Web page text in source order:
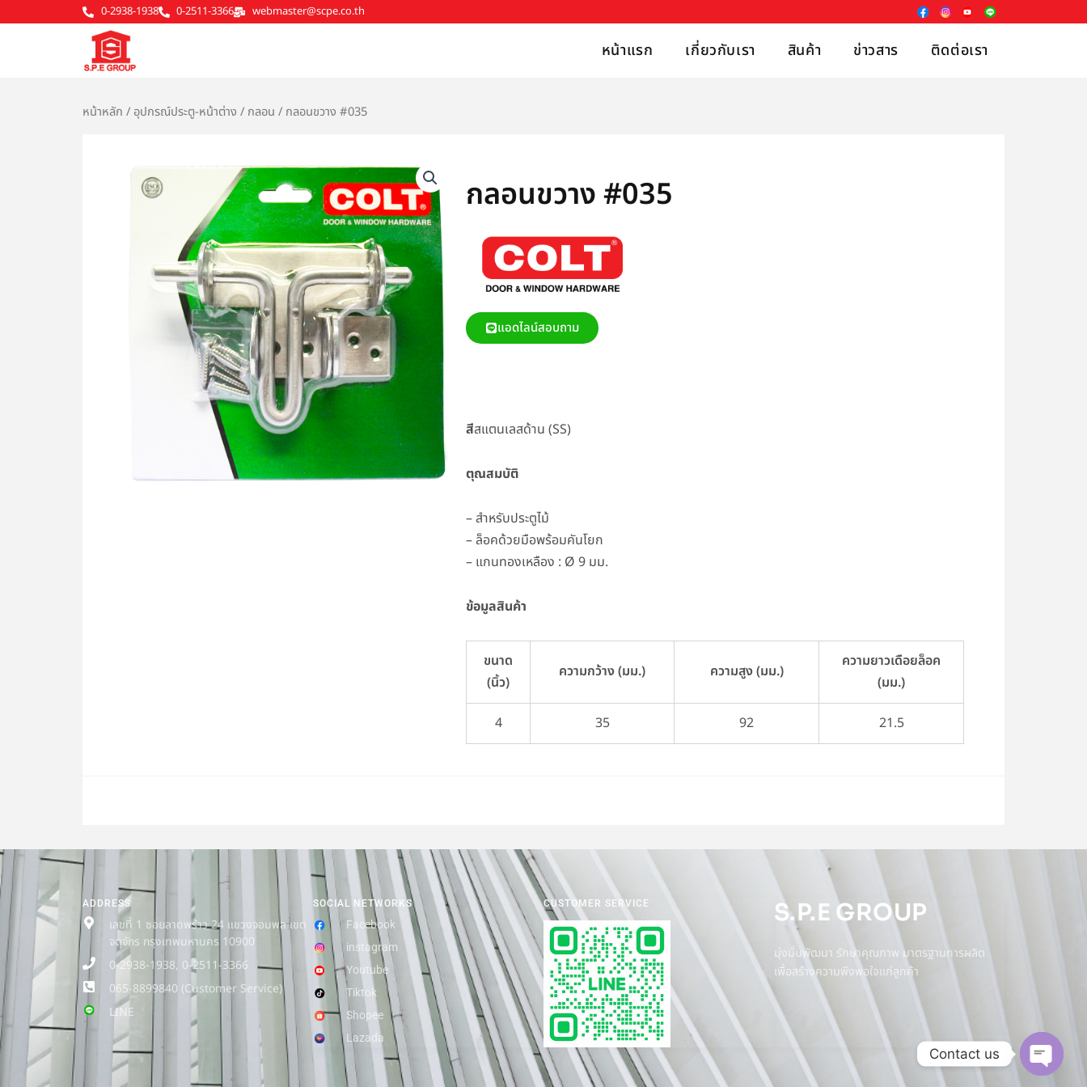
0-2938-1938 0-2511-3366 webmaster@scpe.co.th
หน้าแรก เกี่ยวกับเรา สินค้า ข่าวสาร ติดต่อเรา
หน้าหลัก / อุปกรณ์ประตู-หน้าต่าง / กลอน / กลอนขวาง #035
กลอนขวาง #035
แอดไลน์สอบถาม
สีสแตนเลสด้าน (SS)
ตุณสมบัติ
– สำหรับประตูไม้
– ล็อคด้วยมือพร้อมคันโยก
– แกนทองเหลือง : Ø 9 มม.
ข้อมูลสินค้า
ขนาด
(นิ้ว)
ความกว้าง (มม.) ความสูง (มม.)
ความยาวเดือยล็อค
(มม.)
4 35 92 21.5
ADDRESS
เลขที่ 1 ซอยลาดพร้าว 24 แขวงจอมพล เขต
จตุจักร กรุงเทพมหานคร 10900
0-2938-1938, 0-2511-3366
065-8899840 (Customer Service)
LINE
SOCIAL NETWORKS
Facebook
instagram
Youtube
Tiktok
Shopee
Lazada
CUSTOMER SERVICE S.P.E GROUP
มุ่งมั่นพัฒนา รักษาคุณภาพ มาตรฐานการผลิต
เพื่อสร้างความพึงพอใจแก่ลูกค้า
Contact us